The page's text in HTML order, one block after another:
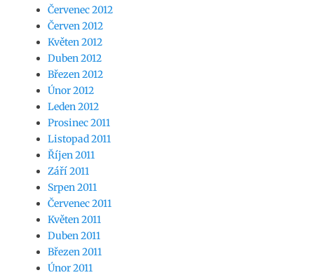
Červenec 2012
Červen 2012
Květen 2012
Duben 2012
Březen 2012
Únor 2012
Leden 2012
Prosinec 2011
Listopad 2011
Říjen 2011
Září 2011
Srpen 2011
Červenec 2011
Květen 2011
Duben 2011
Březen 2011
Únor 2011